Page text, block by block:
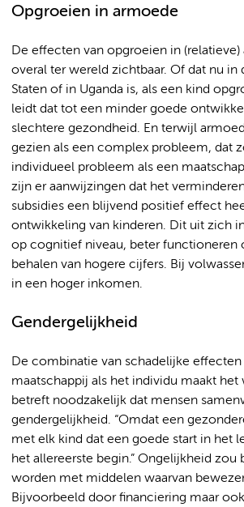
Opgroeien in armoede
De effecten van opgroeien in
overal ter wereld zichtbaar. Of dat nu in
Staten of in Uganda is, als een kind
leidt dat tot een minder goede
slechtere gezondheid. En terwijl
gezien als een complex probleem, dat
individueel probleem als een
zijn er aanwijzingen dat het
subsidies een blijvend positief effect
ontwikkeling van kinderen. Dit uit zich
op cognitief niveau, beter functioneren
behalen van hogere cijfers. Bij
in een hoger inkomen.
Gendergelijkheid
De combinatie van schadelijke
maatschappij als het individu maakt het
betreft noodzakelijk dat mensen
gendergelijkheid. “Omdat een
met elk kind dat een goede start in het
het allereerste begin.” Ongelijkheid zou
worden met middelen waarvan
Bijvoorbeeld door financiering maar